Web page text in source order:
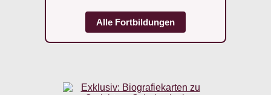
Alle Fortbildungen